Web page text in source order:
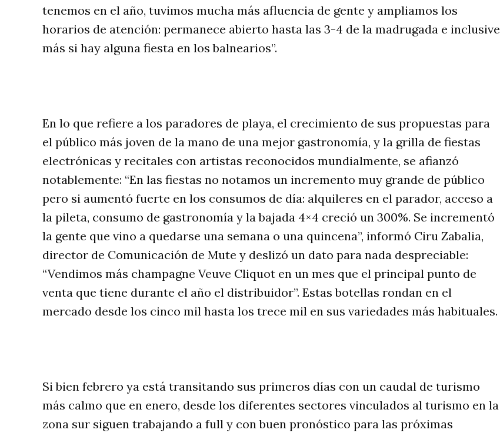
tenemos en el año, tuvimos mucha más afluencia de gente y ampliamos los
horarios de atención: permanece abierto hasta las 3-4 de la madrugada e inclusive
más si hay alguna fiesta en los balnearios”.
En lo que refiere a los paradores de playa, el crecimiento de sus propuestas para
el público más joven de la mano de una mejor gastronomía, y la grilla de fiestas
electrónicas y recitales con artistas reconocidos mundialmente, se afianzó
notablemente: “En las fiestas no notamos un incremento muy grande de público
pero si aumentó fuerte en los consumos de día: alquileres en el parador, acceso a
la pileta, consumo de gastronomía y la bajada 4×4 creció un 300%. Se incrementó
la gente que vino a quedarse una semana o una quincena”, informó Ciru Zabalia,
director de Comunicación de Mute y deslizó un dato para nada despreciable:
“Vendimos más champagne Veuve Cliquot en un mes que el principal punto de
venta que tiene durante el año el distribuidor”. Estas botellas rondan en el
mercado desde los cinco mil hasta los trece mil en sus variedades más habituales.
Si bien febrero ya está transitando sus primeros días con un caudal de turismo
más calmo que en enero, desde los diferentes sectores vinculados al turismo en la
zona sur siguen trabajando a full y con buen pronóstico para las próximas